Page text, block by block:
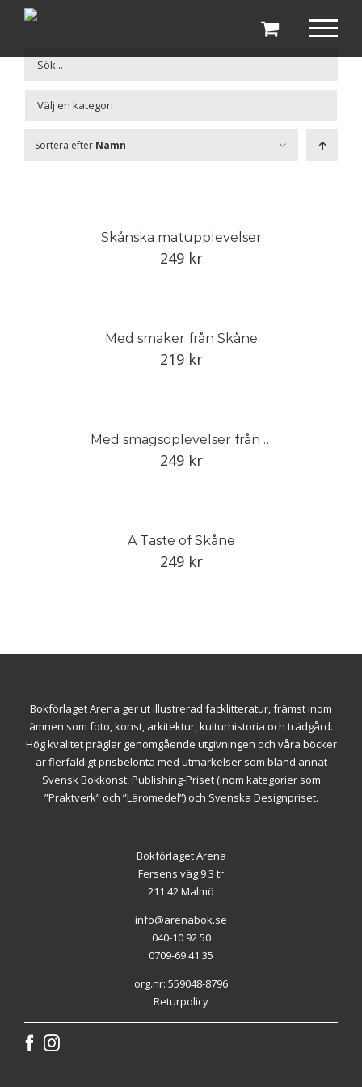
Fortsätt
Sortera efter Namn
Skånska matupplevelser
249 kr
Med smaker från Skåne
219 kr
Med smagsoplevelser från Skåne
249 kr
A Taste of Skåne
249 kr
Bokförlaget Arena ger ut illustrerad facklitteratur, främst inom
ämnen som foto, konst, arkitektur, kulturhistoria och trädgård.
Hög kvalitet präglar genomgående utgivningen och våra böcker
är flerfaldigt prisbelönta med utmärkelser som bland annat
Svensk Bokkonst, Publishing-Priset (inom kategorier som
”Praktverk” och ”Läromedel”) och Svenska Designpriset.
Bokförlaget Arena
Fersens väg 9 3 tr
211 42 Malmö
info@arenabok.se
040-10 92 50
0709-69 41 35
org.nr: 559048-8796
Returpolicy